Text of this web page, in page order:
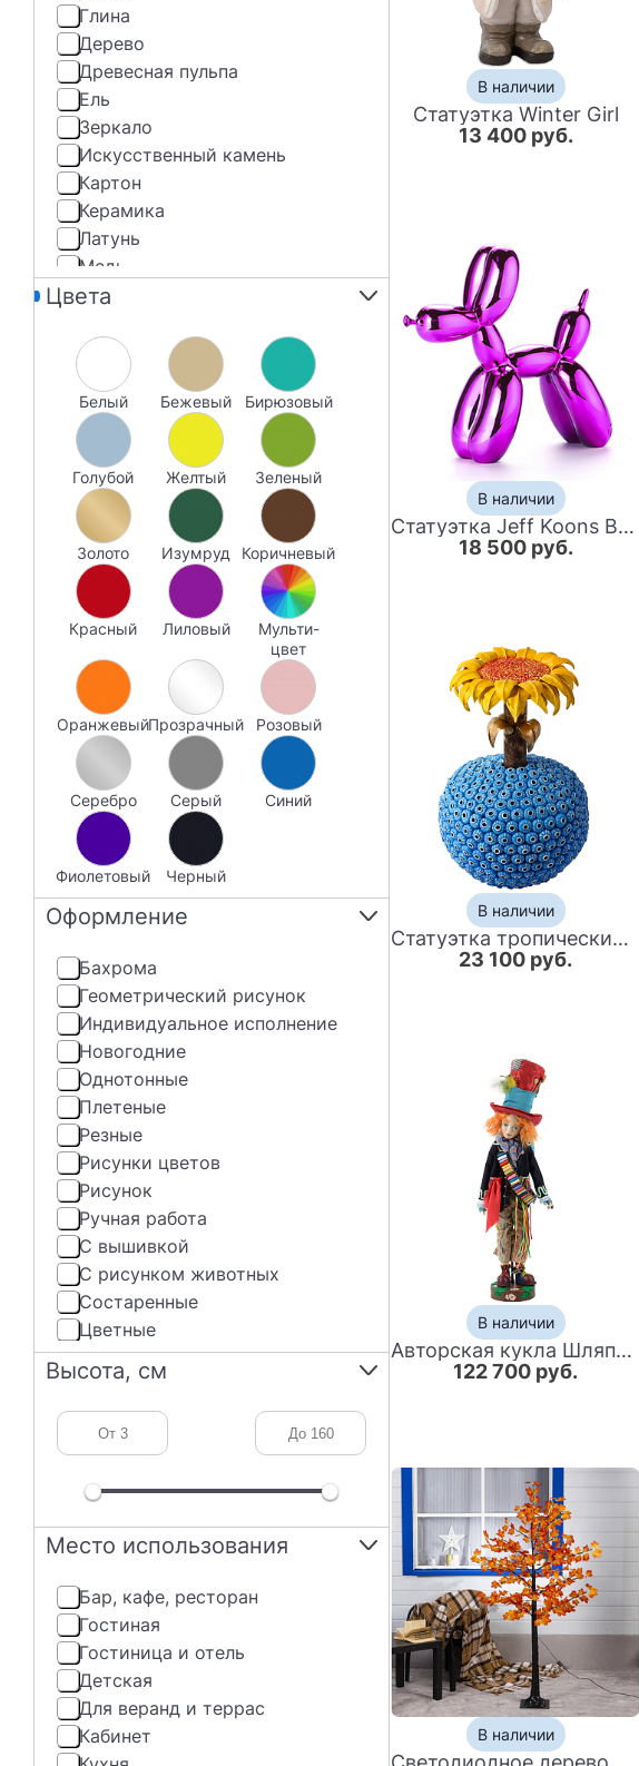
Глина
Дерево
Древесная пульпа
Ель
Зеркало
Искусственный камень
Картон
Керамика
Латунь
Медь
Металл
Орех
Пластик
Плюшевая ткань
Полимер
Полирезина
Полисмола
Полиуретан
Полиэстер
Смола
Сталь
Стекло
Стекловолокно
Текстиль
Ткань
Фарфор
Хлопок
Цвета
Белый бежевый бирюзовый
голубой желтый зеленый
золото изумруд коричневый
Красный лиловый
мульти-
цвет
оранжевый прозрачный розовый
серебро серый синий
фиолетовый черный
Оформление
бахрома
геометрический рисунок
индивидуальное исполнение
новогодние
однотонные
плетеные
резные
рисунки цветов
рисунок
ручная работа
с вышивкой
с рисунком животных
состаренные
цветные
Высота, см
Место использования
бар, кафе, ресторан
гостиная
гостиница и отель
детская
Для веранд и террас
кабинет
В наличии
Статуэтка Winter Girl
13 400 руб.
В наличии
Статуэтка Jeff Koons Balloon Dog medium Purple
18 500 руб.
В наличии
Статуэтка тропический фрукт Tropical Fruit Blue Yellow
23 100 руб.
В наличии
Авторская кукла Шляпник
122 700 руб.
В наличии